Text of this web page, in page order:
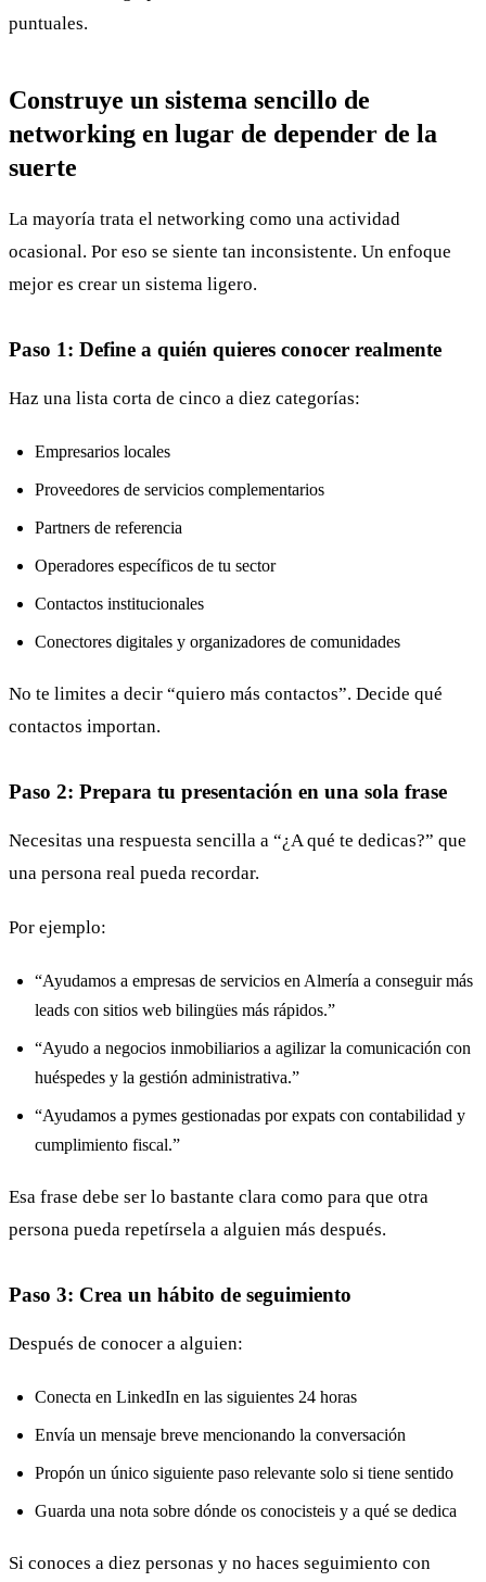
puntuales.
Construye un sistema sencillo de
networking en lugar de depender de la
suerte
La mayoría trata el networking como una actividad
ocasional. Por eso se siente tan inconsistente. Un enfoque
mejor es crear un sistema ligero.
Paso 1: Define a quién quieres conocer realmente
Haz una lista corta de cinco a diez categorías:
Empresarios locales
Proveedores de servicios complementarios
Partners de referencia
Operadores específicos de tu sector
Contactos institucionales
Conectores digitales y organizadores de comunidades
No te limites a decir “quiero más contactos”. Decide qué
contactos importan.
Paso 2: Prepara tu presentación en una sola frase
Necesitas una respuesta sencilla a “¿A qué te dedicas?” que
una persona real pueda recordar.
Por ejemplo:
“Ayudamos a empresas de servicios en Almería a conseguir más
leads con sitios web bilingües más rápidos.”
“Ayudo a negocios inmobiliarios a agilizar la comunicación con
huéspedes y la gestión administrativa.”
“Ayudamos a pymes gestionadas por expats con contabilidad y
cumplimiento fiscal.”
Esa frase debe ser lo bastante clara como para que otra
persona pueda repetírsela a alguien más después.
Paso 3: Crea un hábito de seguimiento
Después de conocer a alguien:
Conecta en LinkedIn en las siguientes 24 horas
Envía un mensaje breve mencionando la conversación
Propón un único siguiente paso relevante solo si tiene sentido
Guarda una nota sobre dónde os conocisteis y a qué se dedica
Si conoces a diez personas y no haces seguimiento con